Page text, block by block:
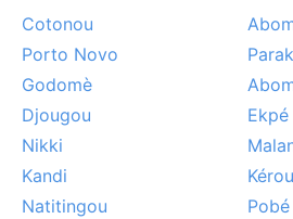
áradásokat is okozhatnak.
összességében a forróság és az
jegyében formálja a
Cotonou
Porto Novo
Godomè
Djougou
Ekpé
Nikki
Kandi
Kérou
Natitingou
Pobé